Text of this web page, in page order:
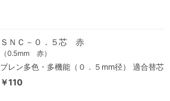
ＳＮＣ－０．５芯 赤
（0.5mm 赤）
ブレン多色・多機能（０．５mm径） 適合替芯
￥110